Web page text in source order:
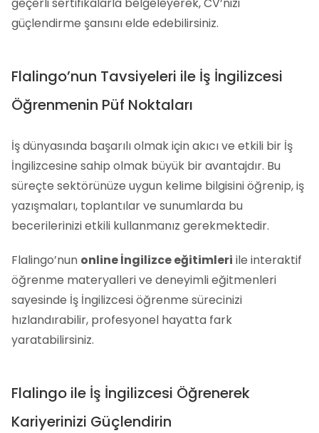
güçlendirme şansını elde edebilirsiniz.
Flalingo’nun Tavsiyeleri ile İş İngilizcesi
Öğrenmenin Püf Noktaları
İş dünyasında başarılı olmak için akıcı ve etkili bir İş
İngilizcesine sahip olmak büyük bir avantajdır. Bu
süreçte sektörünüze uygun kelime bilgisini öğrenip, iş
yazışmaları, toplantılar ve sunumlarda bu
becerilerinizi etkili kullanmanız gerekmektedir.
Flalingo’nun online İngilizce eğitimleri ile interaktif
öğrenme materyalleri ve deneyimli eğitmenleri
sayesinde İş İngilizcesi öğrenme sürecinizi
hızlandırabilir, profesyonel hayatta fark
yaratabilirsiniz.
Flalingo ile İş İngilizcesi Öğrenerek
Kariyerinizi Güçlendirin